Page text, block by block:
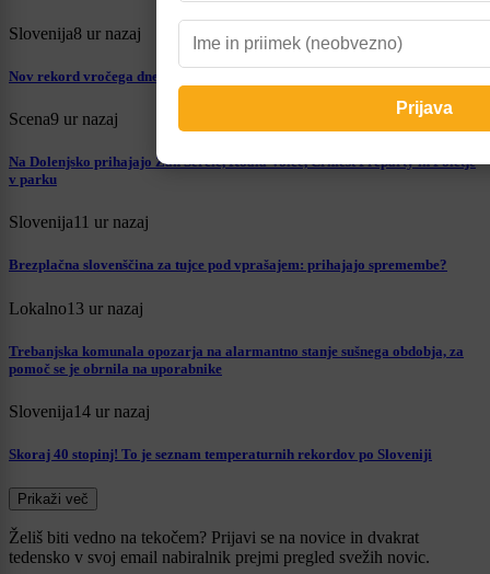
Slovenija8 ur nazaj
Nov rekord vročega dne? Toliko stopinj so izmerili v Novem mestu
Scena9 ur nazaj
Na Dolenjsko prihajajo Žan Serčič, Koala Voice, Črnfest Preparty in Poletje
v parku
Slovenija11 ur nazaj
Brezplačna slovenščina za tujce pod vprašajem: prihajajo spremembe?
Lokalno13 ur nazaj
Trebanjska komunala opozarja na alarmantno stanje sušnega obdobja, za
pomoč se je obrnila na uporabnike
Slovenija14 ur nazaj
Skoraj 40 stopinj! To je seznam temperaturnih rekordov po Sloveniji
Prikaži več
Želiš biti vedno na tekočem? Prijavi se na novice in dvakrat
tedensko v svoj email nabiralnik prejmi pregled svežih novic.